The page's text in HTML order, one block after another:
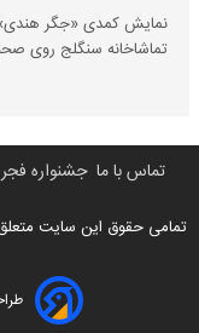
تماشاخانه سنگلج روی
تماس با ما جشنواره فجر
تمامی حقوق این سایت